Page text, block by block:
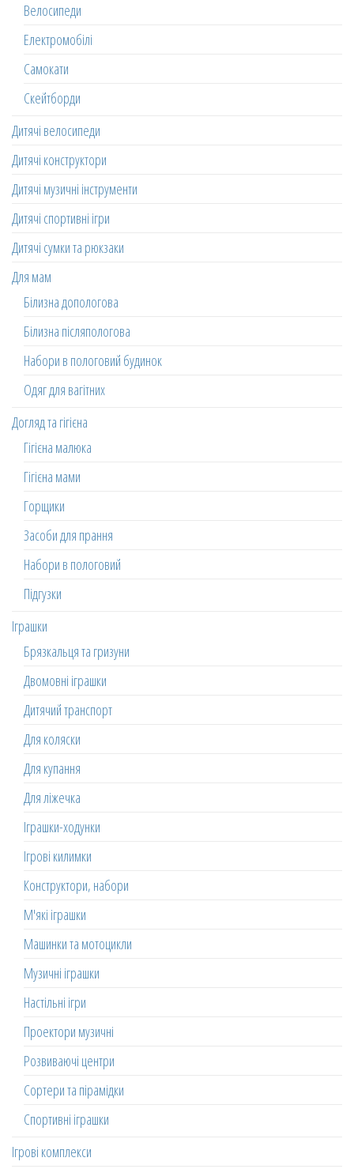
Велосипеди
Електромобілі
Самокати
Скейтборди
Дитячі велосипеди
Дитячі конструктори
Дитячі музичні інструменти
Дитячі спортивні ігри
Дитячі сумки та рюкзаки
Для мам
Білизна допологова
Білизна післяпологова
Набори в пологовий будинок
Одяг для вагітних
Догляд та гігієна
Гігієна малюка
Гігієна мами
Горщики
Засоби для прання
Набори в пологовий
Підгузки
Іграшки
Брязкальця та гризуни
Двомовні іграшки
Дитячий транспорт
Для коляски
Для купання
Для ліжечка
Іграшки-ходунки
Ігрові килимки
Конструктори, набори
М'які іграшки
Машинки та мотоцикли
Музичні іграшки
Настільні ігри
Проектори музичні
Розвиваючі центри
Сортери та пірамідки
Спортивні іграшки
Ігрові комплекси